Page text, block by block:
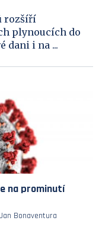
rozšíří
plynoucích do
dani i na ...
na prominutí
Bonaventura